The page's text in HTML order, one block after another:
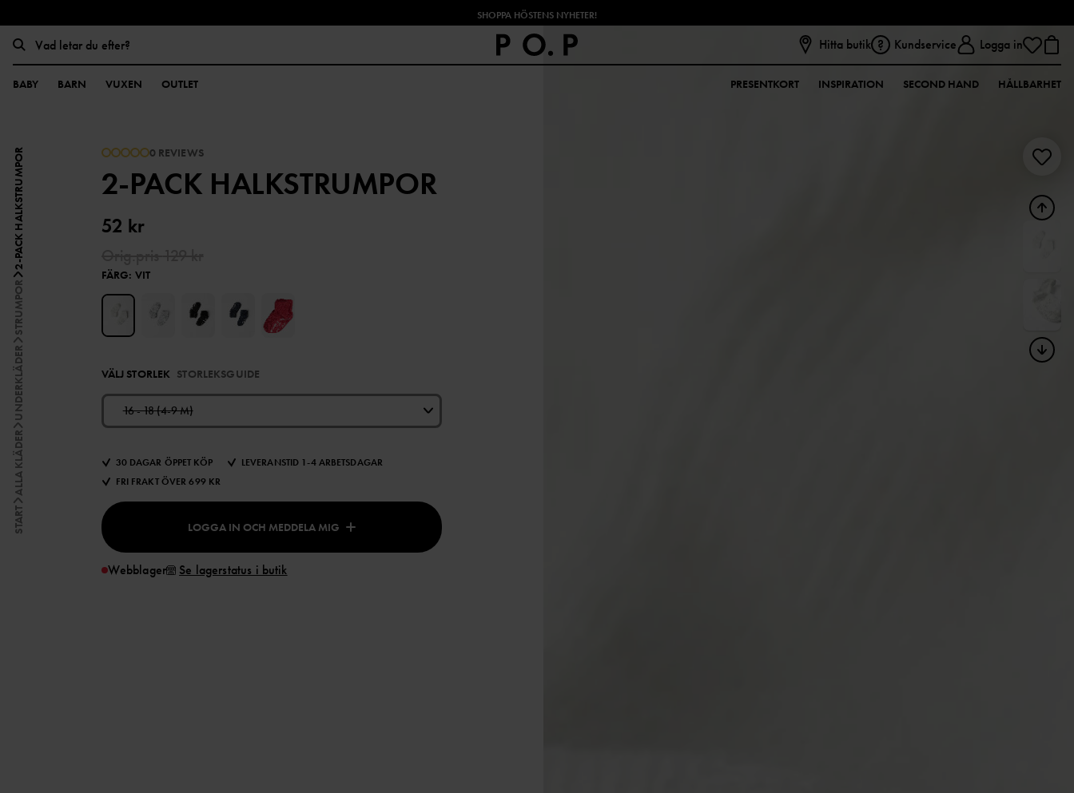
SHOPPA HÖSTENS NYHETER!
Hitta butik Kundservice Logga in
BABY BARN VUXEN OUTLET PRESENTKORT INSPIRATION SECOND HAND HÅLLBARHET
START
ALLA KLÄDER
UNDERKLÄDER
STRUMPOR
2-PACK HALKSTRUMPOR 0 REVIEWS
2-PACK HALKSTRUMPOR
52 kr
FÄRG: VIT
VÄLJ STORLEK STORLEKSGUIDE
16 - 18 (4-9 M)
30 DAGAR ÖPPET KÖP
LEVERANSTID 1-4 ARBETSDAGAR
FRI FRAKT ÖVER 699 KR
LOGGA IN OCH MEDDELA MIG
Webblager Se lagerstatus i butik